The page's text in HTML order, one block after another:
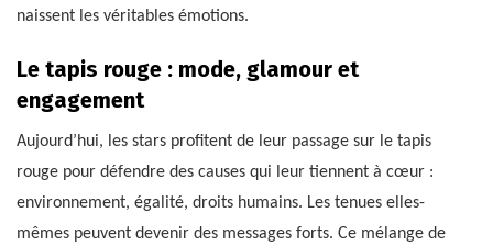
naissent les véritables émotions.
Le tapis rouge : mode, glamour et
engagement
Aujourd’hui, les stars profitent de leur passage sur le tapis
rouge pour défendre des causes qui leur tiennent à cœur :
environnement, égalité, droits humains. Les tenues elles-
mêmes peuvent devenir des messages forts. Ce mélange de